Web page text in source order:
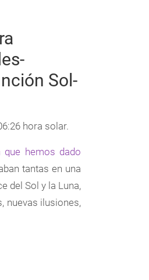
Sol-
hora solar.
hemos dado
tantas en una
del Sol y la Luna,
nuevas ilusiones,